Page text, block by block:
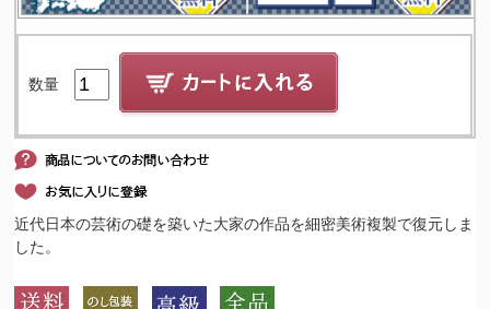
数量
近代日本の芸術の礎を築いた大家の作品を細密美術複製で復元しま
した。